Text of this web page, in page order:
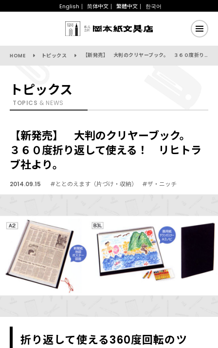
English 简体中文 繁體中文 한국어
HOME トピックス 【新発売】 大判のクリヤーブック。 ３６０度折り返して使える！ リヒトラブ社より。
トピックス
TOPICS & NEWS
【新発売】 大判のクリヤーブック。
３６０度折り返して使える！ リヒトラ
ブ社より。
2014.09.15 #ととのえます（片づけ・収納） #ザ・ニッチ
折り返して使える360度回転のツ